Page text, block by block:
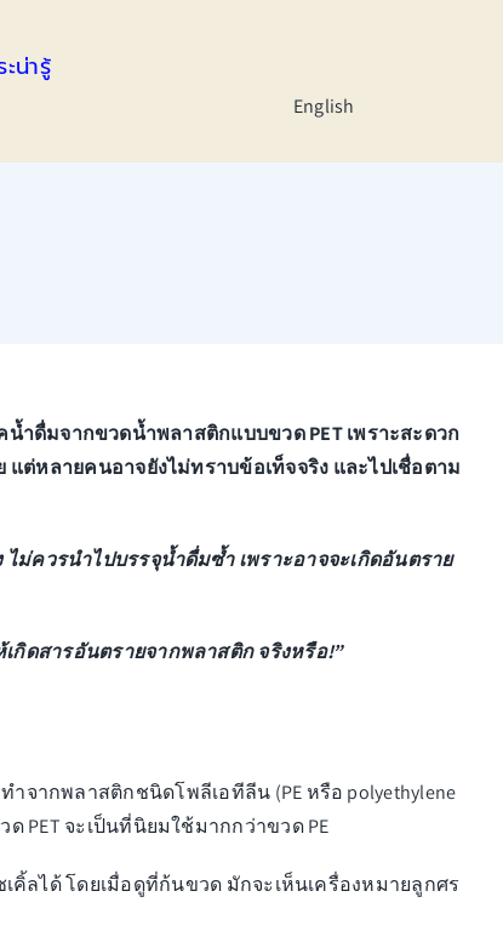
ะน่ารู้
English
ำดื่มจากขวดน้ำพลาสติกแบบขวด PET เพราะสะดวก
ต่หลายคนอาจยังไม่ทราบข้อเท็จจริง และไปเชื่อตาม
ไม่ควรนำไปบรรจุน้ำดื่มซ้ำ เพราะอาจจะเกิดอันตราย
กิดสารอันตรายจากพลาสติก จริงหรือ!”
ากพลาสติกชนิดโพลีเอทีลีน (PE หรือ polyethylene
PET จะเป็นที่นิยมใช้มากกว่าขวด PE
คิ้ลได้ โดยเมื่อดูที่ก้นขวด มักจะเห็นเครื่องหมายลูกศร